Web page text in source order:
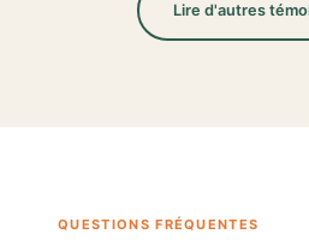
Lire d'autres
QUESTIONS FRÉQUENTES